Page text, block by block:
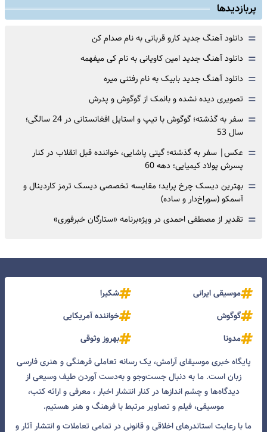
پربازدیدها
= دانلود آهنگ جدید کارو قربانی به نام صدام کن
= دانلود آهنگ جدید امین کاویانی به نام کی میفهمه
= دانلود آهنگ جدید بابیک به نام رفتنی میره
= تصویری دیده نشده و بانمک از گوگوش و پدرش
=
سفر به گذشته؛ گوگوش با تیپ و استایل افغانستانی در 24 سالگی؛
سال 53
= عکس| سفر به گذشته؛ گیتی پاشایی، خواننده قبل انقلاب در کنار
پسرش پولاد کیمیایی؛ دهه 60
= بهترین دیسک چرخ پراید؛ مقایسه تخصصی دیسک ترمز کاردینال و
آسمکو (سوراخ‌دار و ساده)
= تقدیر از مصطفی احمدی در ویژه‌برنامه «ستارگان خبرفوری»
موسیقی ایرانی
شکیرا
گوگوش
خواننده آمریکایی
مدونا
بهروز وثوقی
پایگاه خبری موسیقای آرامش، یک رسانه تعاملی فرهنگی و هنری فارسی
زبان است. ما به دنبال جست‌و‌جو و به‌دست آوردن طیف وسیعی از
دیدگاه‌ها و چشم انداز‌ها در کنار انتشار اخبار ، معرفی و ارائه کتب،
موسیقی، فیلم و تصاویر مرتبط با فرهنگ و هنر هستیم.
ما با رعایت استاندرهای اخلاقی و قانونی در تمامی تعاملات و انتشار آثار و